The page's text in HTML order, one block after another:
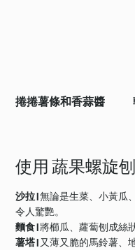
捲捲薯條和香蒜醬
使用 蔬果螺旋
沙拉 |無論是生菜、小黃瓜
令人驚艷。
麵食 |將櫛瓜、蘿蔔刨成絲
薯塔 | 又薄又脆的馬鈴薯、